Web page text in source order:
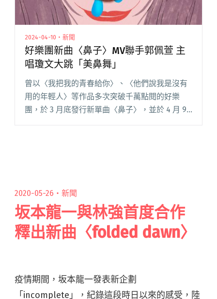
2024-04-10・新聞
好樂團新曲〈鼻子〉MV聯手郭佩萱 主
唱瓊文大跳「美鼻舞」
曾以〈我把我的青春給你〉、〈他們說我是沒有
用的年輕人〉等作品多次突破千萬點閱的好樂
團，於 3 月底發行新單曲〈鼻子〉，並於 4 月 9
2020-05-26・ 新聞
坂本龍一與林強首度合作
釋出新曲〈folded dawn〉
疫情期間，坂本龍一發表新企劃
「incomplete」，紀錄這段時日以來的感受，陸